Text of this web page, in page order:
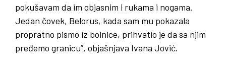
pokušavam da im objasnim i rukama i nogama.
Jedan čovek, Belorus, kada sam mu pokazala
propratno pismo iz bolnice, prihvatio je da sa njim
pređemo granicu”, objašnjava Ivana Jović.